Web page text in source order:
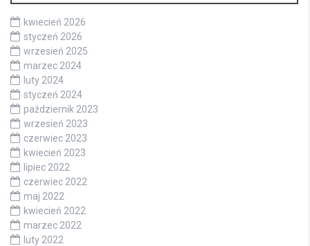
kwiecień 2026
styczeń 2026
wrzesień 2025
marzec 2024
luty 2024
styczeń 2024
październik 2023
wrzesień 2023
czerwiec 2023
kwiecień 2023
lipiec 2022
czerwiec 2022
maj 2022
kwiecień 2022
marzec 2022
luty 2022